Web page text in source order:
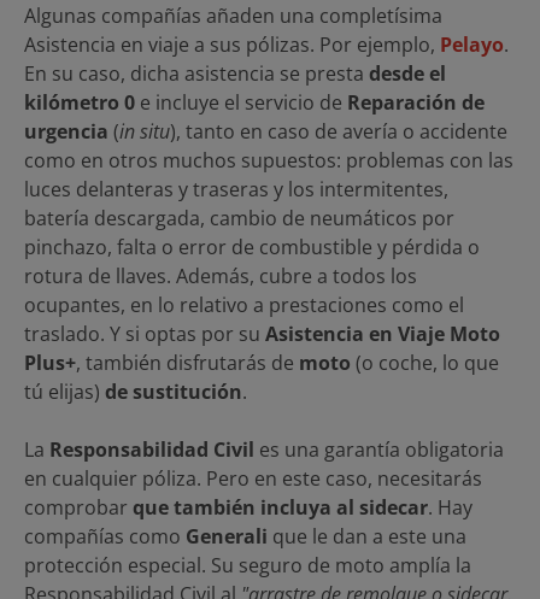
Algunas compañías añaden una completísima
Asistencia en viaje a sus pólizas. Por ejemplo, Pelayo.
En su caso, dicha asistencia se presta desde el
kilómetro 0 e incluye el servicio de Reparación de
urgencia (in situ), tanto en caso de avería o accidente
como en otros muchos supuestos: problemas con las
luces delanteras y traseras y los intermitentes,
batería descargada, cambio de neumáticos por
pinchazo, falta o error de combustible y pérdida o
rotura de llaves. Además, cubre a todos los
ocupantes, en lo relativo a prestaciones como el
traslado. Y si optas por su Asistencia en Viaje Moto
Plus+, también disfrutarás de moto (o coche, lo que
tú elijas) de sustitución.
La Responsabilidad Civil es una garantía obligatoria
en cualquier póliza. Pero en este caso, necesitarás
comprobar que también incluya al sidecar. Hay
compañías como Generali que le dan a este una
protección especial. Su seguro de moto amplía la